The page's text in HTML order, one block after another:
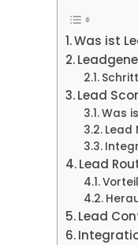
Was ist
Lead
Was
Lead
Lead
Lead